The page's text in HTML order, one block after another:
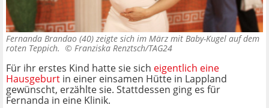
Fernanda Brandao (40) zeigte sich im März mit Baby-Kugel auf dem
roten Teppich. © Franziska Renztsch/TAG24
Für ihr erstes Kind hatte sie sich eigentlich eine
Hausgeburt in einer einsamen Hütte in Lappland
gewünscht, erzählte sie. Stattdessen ging es für
Fernanda in eine Klinik.